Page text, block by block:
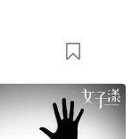
購買點數